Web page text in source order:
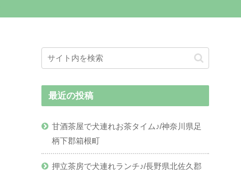
最近の投稿
甘酒茶屋で犬連れお茶タイム♪/神奈川県足
柄下郡箱根町
押立茶房で犬連れランチ♪/長野県北佐久郡